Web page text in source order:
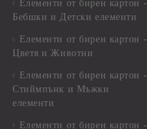
Елементи от бирен картон -
Бебшки и Детски елементи
Елементи от бирен картон -
Цветя и Животни
Елементи от бирен картон -
Стиймпънк и Мъжки
елементи
Елементи от бирен картон -